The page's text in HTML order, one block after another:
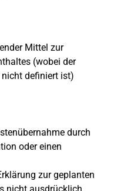
Mittel zur
(wobei der
nicht definiert ist)
durch
oder einen
zur geplanten